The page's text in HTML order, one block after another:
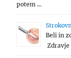
potem …
Beli in
Zdravje